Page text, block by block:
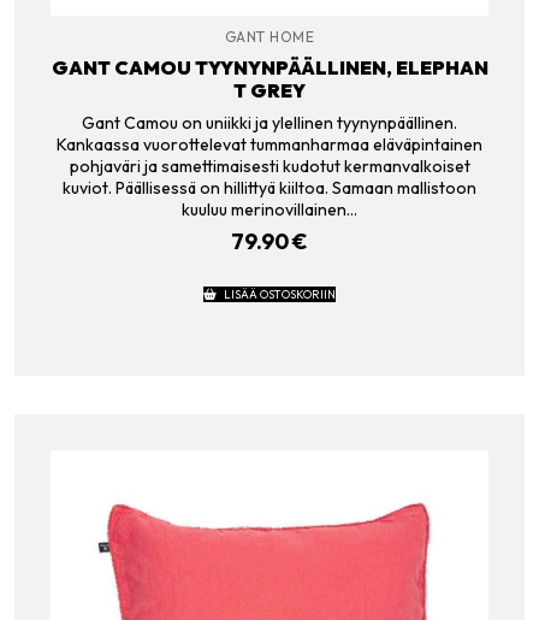
GANT HOME
GANT CAMOU TYYNYNPÄÄLLINEN, ELEPHAN
T GREY
Gant Camou on uniikki ja ylellinen tyynynpäällinen.
Kankaassa vuorottelevat tummanharmaa eläväpintainen
pohjaväri ja samettimaisesti kudotut kermanvalkoiset
kuviot. Päällisessä on hillittyä kiiltoa. Samaan mallistoon
kuuluu merinovillainen…
79.90€
LISÄÄ OSTOSKORIIN